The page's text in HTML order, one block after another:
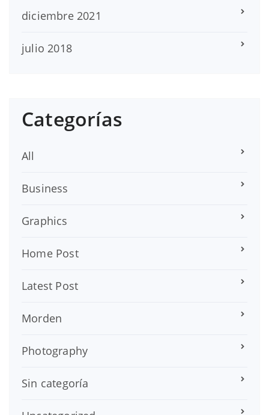
diciembre 2021
julio 2018
Categorías
All
Business
Graphics
Home Post
Latest Post
Morden
Photography
Sin categoría